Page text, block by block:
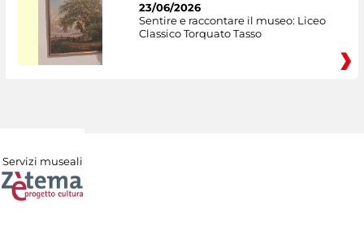
23/06/2026
Sentire e raccontare il museo: Liceo
Classico Torquato Tasso
Servizi museali